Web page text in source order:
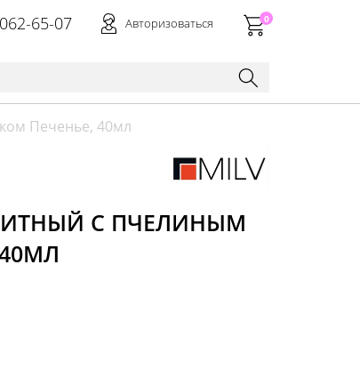
65-07 Авторизоваться 0
Печенье, 40мл
С ПЧЕЛИНЫМ